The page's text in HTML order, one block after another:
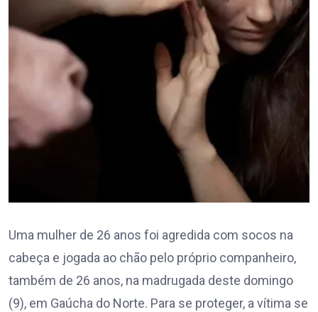
Uma mulher de 26 anos foi agredida com socos na
cabeça e jogada ao chão pelo próprio companheiro,
também de 26 anos, na madrugada deste domingo
(9), em Gaúcha do Norte. Para se proteger, a vítima se